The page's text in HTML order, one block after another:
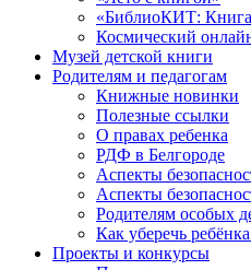
«БиблиоКИТ:
Космический
Музей детской книги
Родителям и педагогам
Книжные новинки
Полезные ссылки
О правах ребенка
РДФ в Белгороде
Аспекты
Аспекты
Родителям особых
Как уберечь
Проекты и конкурсы